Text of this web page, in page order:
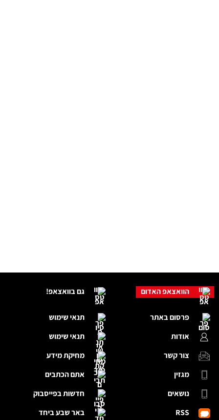
גם בוואצאפ!
תנאי שימוש
תנאי שימוש
מחיקת מידע
אתם הכתבים
חדשות בפייסבוק
באר שבע ביחד
הוואצאפ האדום
פרסום באתר
אודות
צור קשר
מגזין
נושאים
RSS